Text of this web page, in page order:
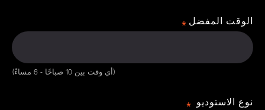
الوقت المفضل
(أي وقت بين 10 صباحًا - 6 مساءً)
نوع الاستوديو